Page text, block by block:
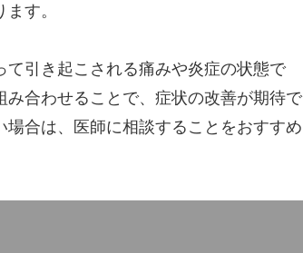
す。
引き起こされる痛みや炎症の状態で
合わせることで、症状の改善が期待で
合は、医師に相談することをおすすめ